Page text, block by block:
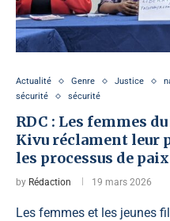
Actualité Genre Justice
sécurité
sécurité
RDC : Les femmes
Kivu réclament leur
les processus de paix
by Rédaction 19 mars 2026
Les femmes et les jeunes